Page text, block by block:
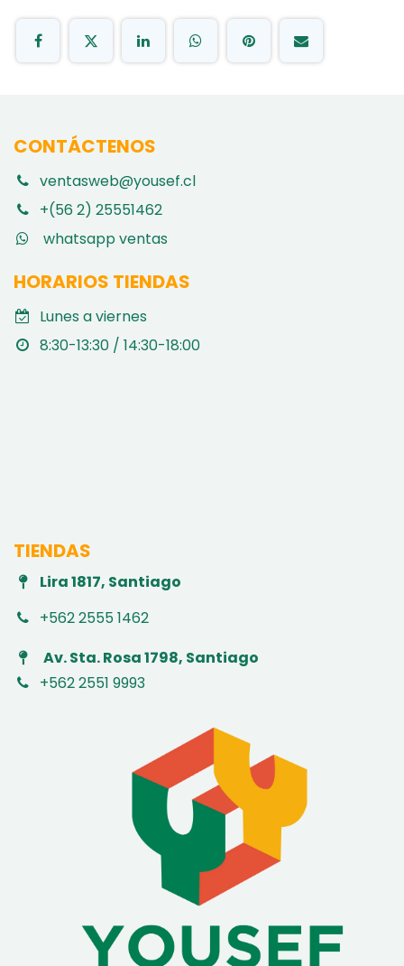
CONTÁCTENOS
ventasweb@yousef.cl
+(56 2) 25551462
whatsapp ventas
HORARIOS TIENDAS
Lunes a viernes
8:30-13:30 / 14:30-18:00
TIENDAS
Lira 1817, Santiago
+562 2555 1462
Av. Sta. Rosa 1798, Santiago
+562 2551 9993